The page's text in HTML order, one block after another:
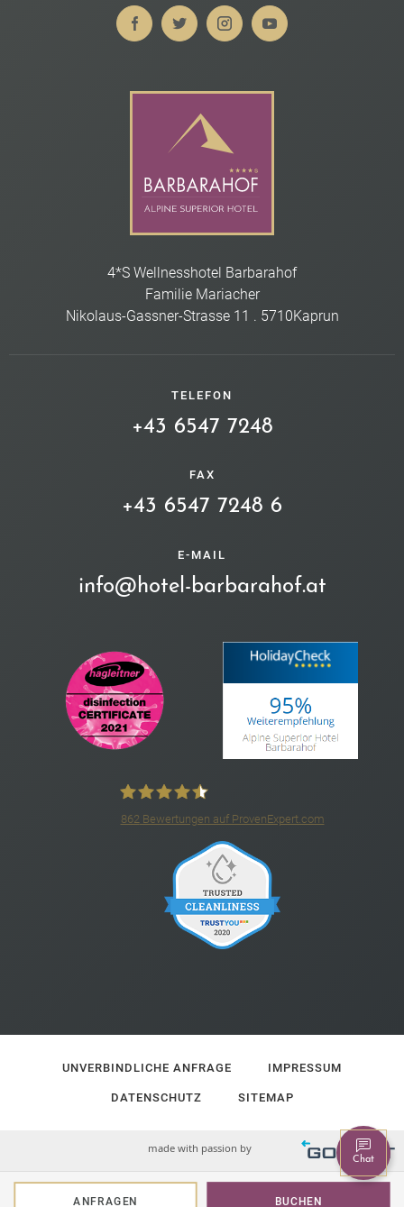
ANFRAGEN BUCHEN
Chat
4*S Wellnesshotel Barbarahof
Familie Mariacher
Nikolaus-Gassner-Strasse 11 . 5710Kaprun
TELEFON
+43 6547 7248
FAX
+43 6547 7248 6
E-MAIL
info@hotel-barbarahof.at
4*S Hotel Barbarahof
862Bewertungen auf ProvenExpert.com
UNVERBINDLICHE ANFRAGE IMPRESSUM
DATENSCHUTZ SITEMAP
made with passion by